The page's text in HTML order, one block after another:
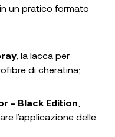
un pratico formato
, la lacca per
di cheratina;
- Black Edition
l’applicazione delle